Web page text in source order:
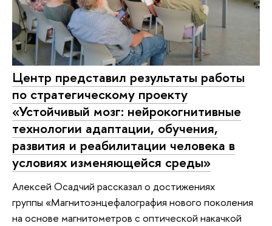
Центр представил результаты работы
по стратегическому проекту
«Устойчивый мозг: нейрокогнитивные
технологии адаптации, обучения,
развития и реабилитации человека в
условиях изменяющейся среды»
Алексей Осадчий рассказал о достижениях
группы «Магнитоэнцефалография нового поколения
на основе магнитометров с оптической накачкой